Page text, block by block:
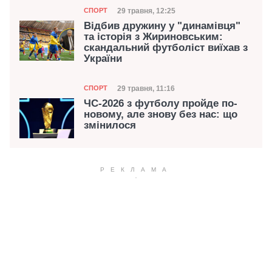
Категорія
СПОРТ Дата публікації
29 травня, 12:25
Відбив дружину у "динамівця"
та історія з Жириновським:
скандальний футболіст виїхав з
України
Категорія
СПОРТ Дата публікації
29 травня, 11:16
ЧС-2026 з футболу пройде по-
новому, але знову без нас: що
змінилося